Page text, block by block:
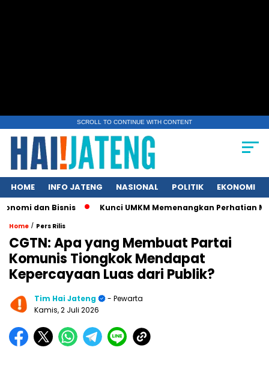
SCROLL TO CONTINUE WITH CONTENT
HOME INFO JATENG NASIONAL POLITIK EKONOMI
Bisnis Kunci UMKM Memenangkan Perhatian Media
Home / Pers Rilis
CGTN: Apa yang Membuat Partai
Komunis Tiongkok Mendapat
Kepercayaan Luas dari Publik?
Tim Hai Jateng
- Pewarta
Kamis, 2 Juli 2026